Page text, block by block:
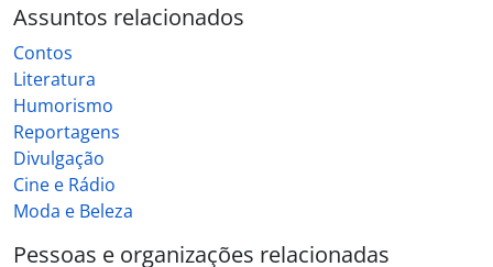
Assuntos relacionados
Contos
Literatura
Humorismo
Reportagens
Divulgação
Cine e Rádio
Moda e Beleza
Pessoas e organizações relacionadas